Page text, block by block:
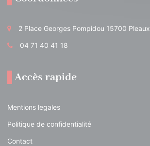
2 Place Georges Pompidou 15700 Pleaux
04 71 40 41 18
Accès rapide
Mentions legales
Politique de confidentialité
Contact